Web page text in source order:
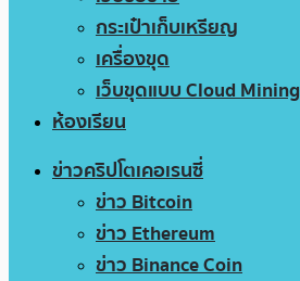
กระเป๋าเก็บเหรียญ
เครื่องขุด
เว็บขุดแบบ Cloud Mining
ห้องเรียน
ข่าวคริปโตเคอเรนซี่
ข่าว Bitcoin
ข่าว Ethereum
ข่าว Binance Coin